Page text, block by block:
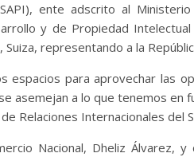
ente adscrito al
y de Propiedad
representando a la
espacios para aprovechar las
asemejan a lo que tenemos en
Relaciones Internacionales del
Nacional, Dheliz Álvarez,